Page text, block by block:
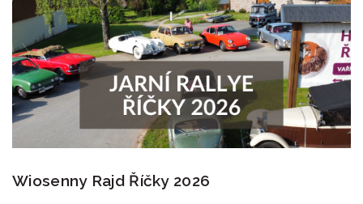
Wiosenny Rajd Říčky 2026